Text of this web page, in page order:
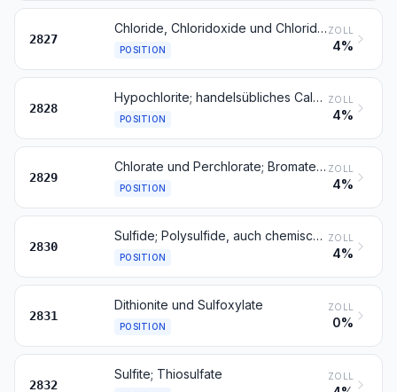
2827
Chloride, Chloridoxide und Chloridhydroxide; Bromide und Bromidoxide; Iodide und Iodidoxide
POSITION
ZOLL
4%
2828
Hypochlorite; handelsübliches Calciumhypochlorit; Chlorite; Hypobromite
POSITION
ZOLL
4%
2829
Chlorate und Perchlorate; Bromate und Perbromate; Iodate und Periodate
POSITION
ZOLL
4%
2830
Sulfide; Polysulfide, auch chemisch nicht einheitlich
POSITION
ZOLL
4%
2831
Dithionite und Sulfoxylate
POSITION
ZOLL
0%
2832
Sulfite; Thiosulfate ZOLL